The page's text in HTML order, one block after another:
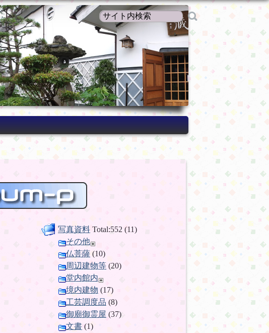
写真資料 Total:552 (11)
その他
仏菩薩 (10)
周辺建物等 (20)
堂内館内
境内建物 (17)
工芸調度品 (8)
御廟御霊屋 (37)
文書 (1)